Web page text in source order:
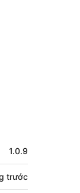
1.0.9
trước